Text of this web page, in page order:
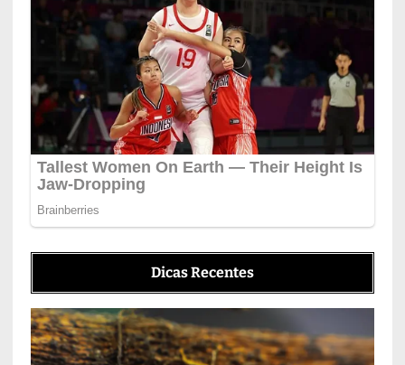
Dicas Recentes